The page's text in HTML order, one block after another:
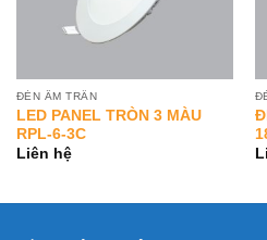
ĐÈN ÂM TRẦN
LED PANEL TRÒN 3 MÀU
RPL-6-3C
Liên hệ